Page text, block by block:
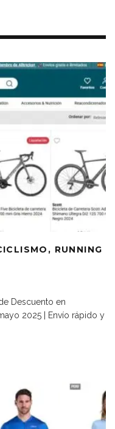
RUNNING
de Descuento en
2025 | Envío rápido y